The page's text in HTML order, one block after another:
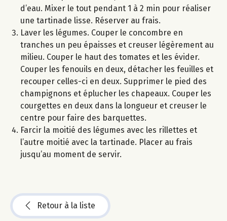
d’eau. Mixer le tout pendant 1 à 2 min pour réaliser
une tartinade lisse. Réserver au frais.
Laver les légumes. Couper le concombre en
tranches un peu épaisses et creuser légèrement au
milieu. Couper le haut des tomates et les évider.
Couper les fenouils en deux, détacher les feuilles et
recouper celles-ci en deux. Supprimer le pied des
champignons et éplucher les chapeaux. Couper les
courgettes en deux dans la longueur et creuser le
centre pour faire des barquettes.
Farcir la moitié des légumes avec les rillettes et
l’autre moitié avec la tartinade. Placer au frais
jusqu’au moment de servir.
Retour à la liste